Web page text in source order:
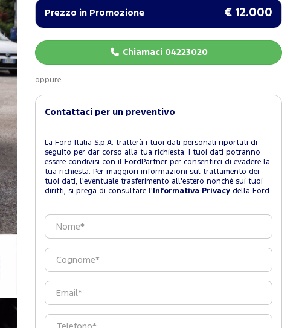
Prezzo in Promozione € 12.000
Chiamaci 04223020
oppure
Contattaci per un preventivo
La Ford Italia S.p.A. tratterà i tuoi dati personali riportati di
seguito per dar corso alla tua richiesta. I tuoi dati potranno
essere condivisi con il FordPartner per consentirci di evadere la
tua richiesta. Per maggiori informazioni sul trattamento dei
tuoi dati, l'eventuale trasferimento all'estero nonchè sui tuoi
diritti, si prega di consultare l' Informativa Privacydella Ford.